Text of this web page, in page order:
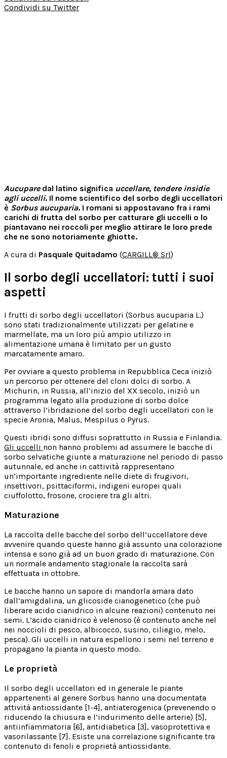
Condividi su Twitter
Aucuparedal latino significa uccellare, tendere insidie
agli uccelli. Il nome scientifico del sorbo degli uccellatori
è Sorbus aucuparia. I romani si appostavano fra i rami
carichi di frutta del sorbo per catturare gli uccelli o lo
piantavano nei roccoli per meglio attirare le loro prede
che ne sono notoriamente ghiotte.
A cura di Pasquale Quitadamo (CARGILL® Srl)
Il sorbo degli uccellatori: tutti i suoi
aspetti
I frutti di sorbo degli uccellatori (Sorbus aucuparia L.)
sono stati tradizionalmente utilizzati per gelatine e
marmellate, ma un loro più ampio utilizzo in
alimentazione umana è limitato per un gusto
marcatamente amaro.
Per ovviare a questo problema in Repubblica Ceca iniziò
un percorso per ottenere del cloni dolci di sorbo. A
Michurin, in Russia, all’inizio del XX secolo, iniziò un
programma legato alla produzione di sorbo dolce
attraverso l’ibridazione del sorbo degli uccellatori con le
specie Aronia, Malus, Mespilus o Pyrus.
Questi ibridi sono diffusi soprattutto in Russia e Finlandia.
Gli uccelli non hanno problemi ad assumere le bacche di
sorbo selvatiche giunte a maturazione nel periodo di passo
autunnale, ed anche in cattività rappresentano
un’importante ingrediente nelle diete di frugivori,
insettivori, psittaciformi, indigeni europei quali
ciuffolotto, frosone, crociere tra gli altri.
Maturazione
La raccolta delle bacche del sorbo dell’uccellatore deve
avvenire quando queste hanno già assunto una colorazione
intensa e sono già ad un buon grado di maturazione. Con
un normale andamento stagionale la raccolta sarà
effettuata in ottobre.
Le bacche hanno un sapore di mandorla amara dato
dall’amigdalina, un glicoside cianogenetico (che può
liberare acido cianidrico in alcune reazioni) contenuto nei
semi. L’acido cianidrico è velenoso (è contenuto anche nel
nei noccioli di pesco, albicocco, susino, ciliegio, melo,
pesca). Gli uccelli in natura espellono i semi nel terreno e
propagano la pianta in questo modo.
Le proprietà
Il sorbo degli uccellatori ed in generale le piante
appartenenti al genere Sorbus hanno una documentata
attività antiossidante [1-4], antiaterogenica (prevenendo o
riducendo la chiusura e l’indurimento delle arterie) [5],
antiinfiammatoria [6], antidiabetica [3], vasoprotettiva e
vasorilassante [7]. Esiste una correlazione significante tra
contenuto di fenoli e proprietà antiossidante.